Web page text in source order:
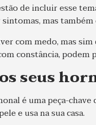
de incluir esse
mas
com medo, mas
constância,
seus
é uma peça-chave
e usa na sua casa.